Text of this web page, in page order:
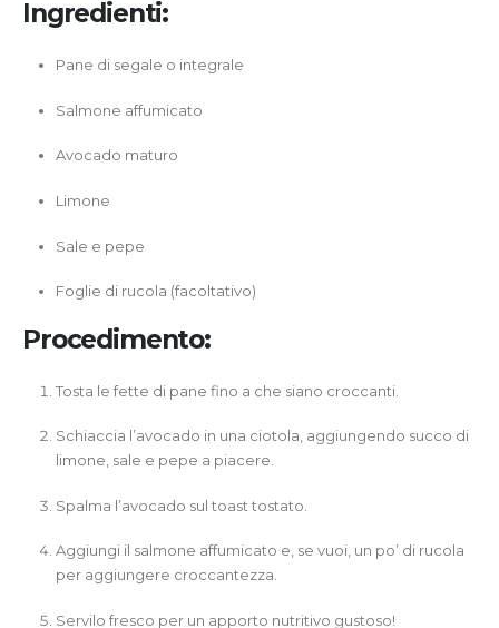
Ingredienti:
Pane di segale o integrale
Salmone affumicato
Avocado maturo
Limone
Sale e pepe
Foglie di rucola (facoltativo)
Procedimento:
Tosta le fette di pane fino a che siano croccanti.
Schiaccia l’avocado in una ciotola, aggiungendo succo di
limone, sale e pepe a piacere.
Spalma l’avocado sul toast tostato.
Aggiungi il salmone affumicato e, se vuoi, un po’ di rucola
per aggiungere croccantezza.
Servilo fresco per un apporto nutritivo gustoso!